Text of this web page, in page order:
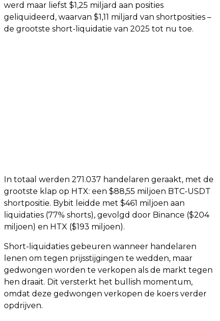
werd maar liefst $1,25 miljard aan posities
geliquideerd, waarvan $1,11 miljard van shortposities –
de grootste short-liquidatie van 2025 tot nu toe.
In totaal werden 271.037 handelaren geraakt, met de
grootste klap op HTX: een $88,55 miljoen BTC-USDT
shortpositie. Bybit leidde met $461 miljoen aan
liquidaties (77% shorts), gevolgd door Binance ($204
miljoen) en HTX ($193 miljoen).
Short-liquidaties gebeuren wanneer handelaren
lenen om tegen prijsstijgingen te wedden, maar
gedwongen worden te verkopen als de markt tegen
hen draait. Dit versterkt het bullish momentum,
omdat deze gedwongen verkopen de koers verder
opdrijven.